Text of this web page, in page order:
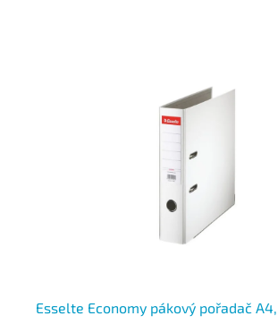
Esselte Economy pákový pořadač